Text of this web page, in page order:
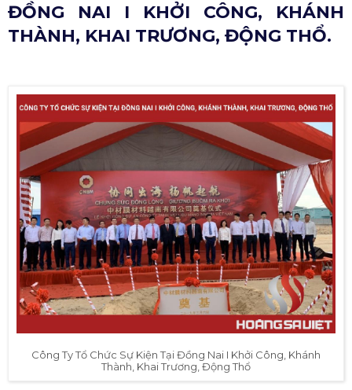
ĐỒNG NAI I KHỞI CÔNG, KHÁNH
THÀNH, KHAI TRƯƠNG, ĐỘNG THỔ.
Công Ty Tổ Chức Sự Kiện Tại Đồng Nai I Khởi Công, Khánh
Thành, Khai Trương, Động Thổ